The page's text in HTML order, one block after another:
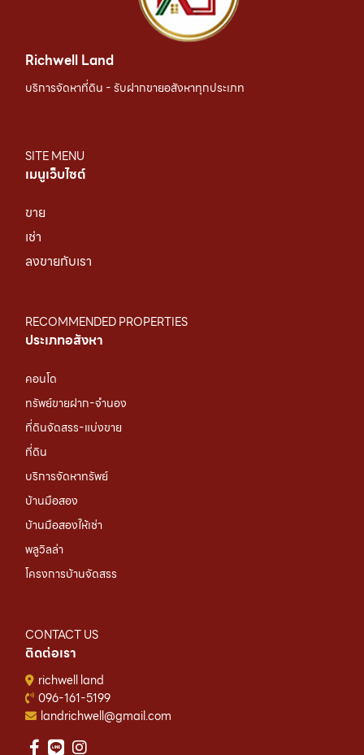
Richwell Land
บริการจัดหาที่ดิน - รับฝากขายอสังหาทุกประเภท
SITE MENU
เมนูเว็บไซต์
ขาย
เช่า
ลงขายกับเรา
RECOMMENDED PROPERTIES
ประเภทอสังหา
คอนโด
ทรัพย์ขายฝาก-จำนอง
ที่ดินจัดสรร-แบ่งขาย
ที่ดิน
บริการจัดหาทรัพย์
บ้านมือสอง
บ้านมือสองให้เช่า
พลูวิลล่า
โครงการบ้านจัดสรร
CONTACT US
ติดต่อเรา
richwell land
096-161-5199
landrichwell@gmail.com